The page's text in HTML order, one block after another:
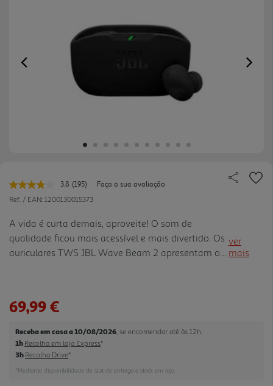
Previous
3.8 Leu
195
Link
para
a
mesma
página.
(195)
Faça a sua avaliação
Ref. / EAN: 1200130015373
A vida é curta demais, aproveite! O som de
qualidade ficou mais acessível e mais divertido. Os
auriculares TWS JBL Wave Beam 2 apresentam o
sua volta. Tenha chamadas nítidas e claras com
Headphones para personalizar o som e o idioma.
Conecte-se facilmente até 8 dispositivos
Bluetooth® e alterne sem esforço. Até 40H* de
ver
mais
69,99 €
Receba em casa a 10/08/2026 , se encomendar até às 12h.
1h Recolha em loja Express*
3h Recolha Drive*
*Mediante disponibilidade de slot de entrega e stock em loja.